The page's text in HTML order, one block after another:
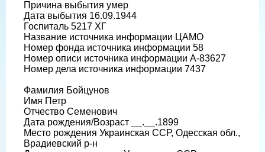
Причина выбытия умер
Дата выбытия 16.09.1944
Госпиталь 5217 ХГ
Название источника информации ЦАМО
Номер фонда источника информации 58
Номер описи источника информации А-83627
Номер дела источника информации 7437
Фамилия Бойцунов
Имя Петр
Отчество Семенович
Дата рождения/Возраст __.__.1899
Место рождения Украинская ССР, Одесская обл.,
Врадиевский р-н